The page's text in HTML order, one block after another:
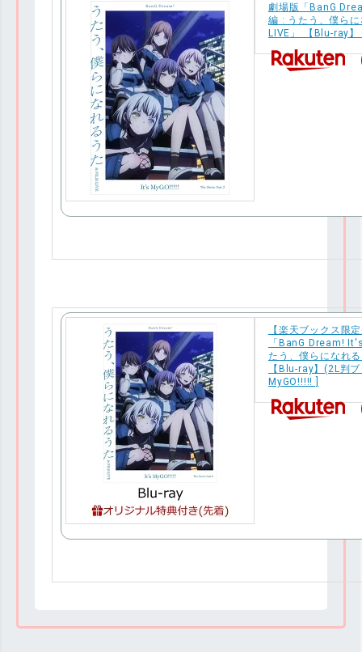
劇場版「BanG
編 : うたう、僕ら
LIVE」 【Blu-ray
【楽天ブックス限
「BanG Dream!
たう、僕らになれ
【Blu-ray】(2L判
MyGO!!!!! ]